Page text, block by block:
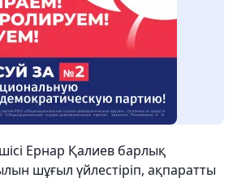
Ернар Қалиев барлық
шұғыл үйлестіріп, ақпаратты